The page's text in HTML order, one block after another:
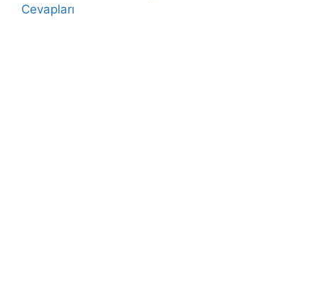
Cevapları